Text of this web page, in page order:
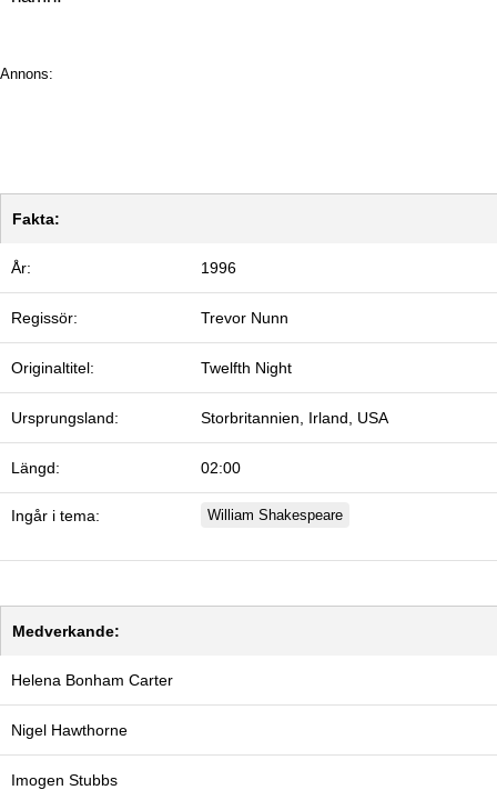
Annons:
Fakta:
År: 1996
Regissör: Trevor Nunn
Originaltitel: Twelfth Night
Ursprungsland: Storbritannien, Irland, USA
Längd: 02:00
Ingår i tema: William Shakespeare
Medverkande:
Helena Bonham Carter
Nigel Hawthorne
Imogen Stubbs